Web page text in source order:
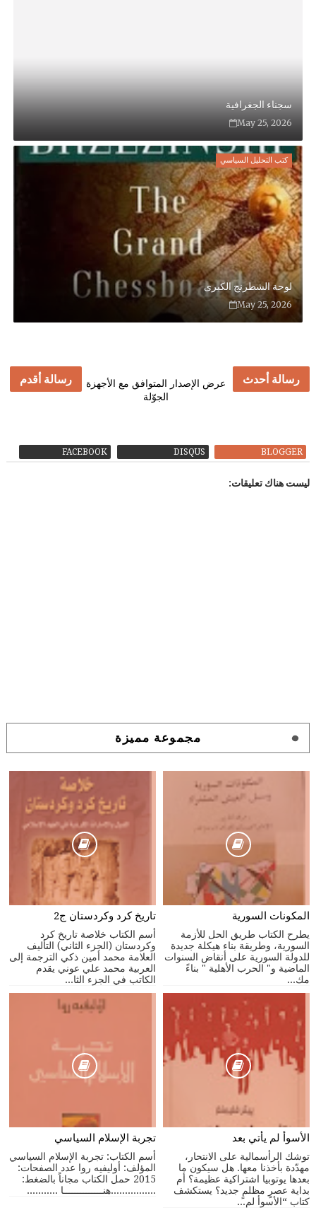
سجناء الجغرافية
May 25, 2026
كتب التحليل السياسي
لوحة الشطرنج الكبرى
May 25, 2026
رسالة أحدث رسالة أقدم
عرض الإصدار المتوافق مع الأجهزة
الجوّلة
BLOGGER
DISQUS
FACEBOOK
ليست هناك تعليقات:
مجموعة مميزة
المكونات السورية
يطرح الكتاب طريق الحل للأزمة
السورية، وطريقة بناء هيكلة جديدة
للدولة السورية على أنقاض السنوات
الماضية و" الحرب الأهلية " بناءً
مك...
تاريخ كرد وكردستان ج2
أسم الكتاب خلاصة تاريخ كرد
وكردستان (الجزء الثاني) التأليف
العلامة محمد أمين ذكي الترجمة إلى
العربية محمد علي عوني يقدم
الكاتب في الجزء الثا...
الأسوأ لم يأتي بعد
توشك الرأسمالية على الانتحار،
مهدّدة بأخذنا معها. هل سيكون ما
بعدها يوتوبيا اشتراكية عظيمة؟ أم
بداية عصرٍ مظلمٍ جديد؟ يستكشف
كتاب “الأسوأ لم...
تجربة الإسلام السياسي
أسم الكتاب: تجربة الإسلام السياسي
المؤلف: أوليفيه روا عدد الصفحات:
2015 حمل الكتاب مجاناً بالضغط:
................هنــــــــــــــا ...........